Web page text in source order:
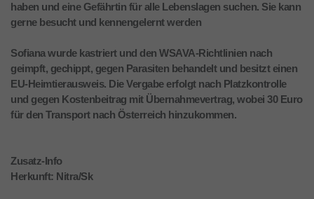
haben und eine Gefährtin für alle Lebenslagen suchen. Sie kann
gerne besucht und kennengelernt werden
Sofiana wurde kastriert und den WSAVA-Richtlinien nach
geimpft, gechippt, gegen Parasiten behandelt und besitzt einen
EU-Heimtierausweis. Die Vergabe erfolgt nach Platzkontrolle
und gegen Kostenbeitrag mit Übernahmevertrag, wobei 30 Euro
für den Transport nach Österreich hinzukommen.
Zusatz-Info
Herkunft: Nitra/Sk